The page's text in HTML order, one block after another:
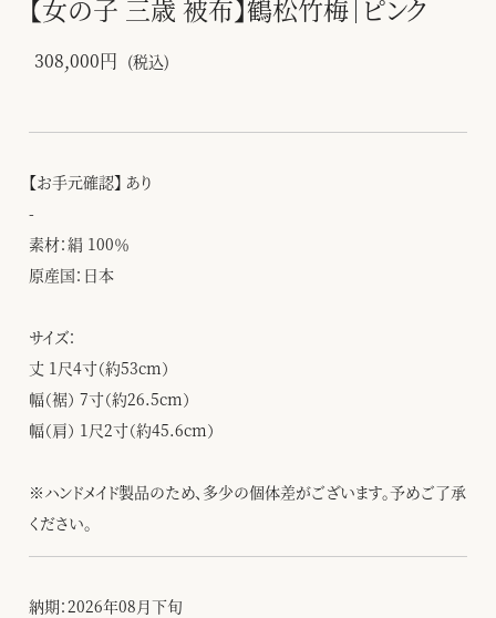
【女の子 三歳 被布】鶴松竹梅｜ピンク
308,000円 (税込)
【お手元確認】 あり
-
素材：絹 100％
原産国：日本
サイズ：
丈 1尺4寸（約53cm）
幅（裾） 7寸（約26.5cm）
幅（肩） 1尺2寸（約45.6cm）
※ハンドメイド製品のため、多少の個体差がございます。予めご了承
ください。
納期：2026年08月下旬